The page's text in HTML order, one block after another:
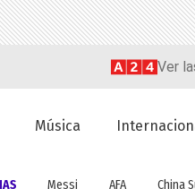
Ver
Música
Messi AFA China